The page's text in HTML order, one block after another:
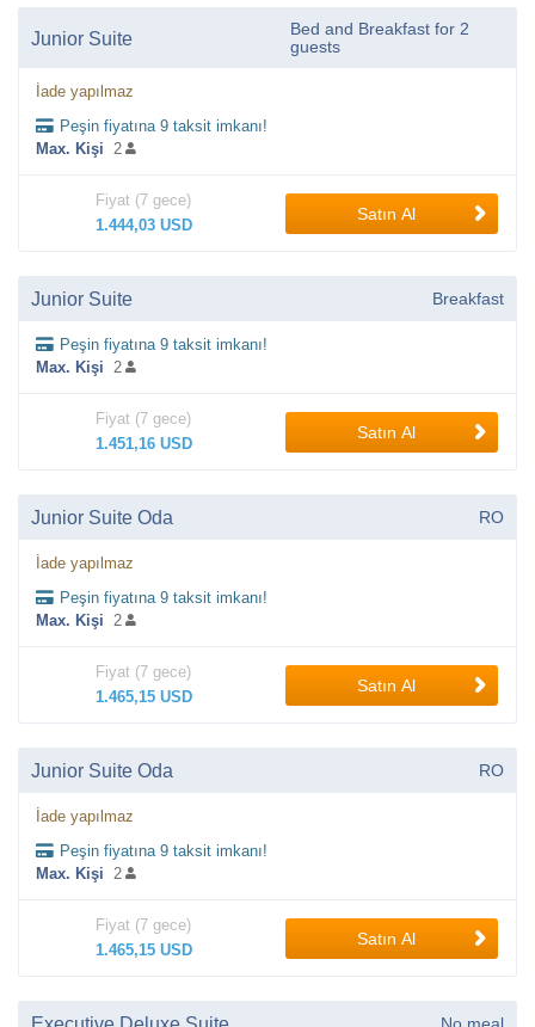
Junior Suite
Bed and Breakfast for 2
guests
İade yapılmaz
Peşin fiyatına 9 taksit imkanı!
Max. Kişi 2
Fiyat (7 gece)
1.444,03 USD
Satın Al
Junior Suite Breakfast
Peşin fiyatına 9 taksit imkanı!
Max. Kişi 2
Fiyat (7 gece)
1.451,16 USD
Satın Al
Junior Suite Oda RO
İade yapılmaz
Peşin fiyatına 9 taksit imkanı!
Max. Kişi 2
Fiyat (7 gece)
1.465,15 USD
Satın Al
Junior Suite Oda RO
İade yapılmaz
Peşin fiyatına 9 taksit imkanı!
Max. Kişi 2
Fiyat (7 gece)
1.465,15 USD
Satın Al